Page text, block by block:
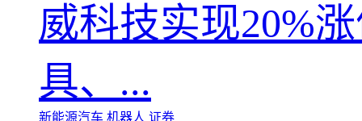
威科技实现20%
具、...
新能源汽车 机器人 证券